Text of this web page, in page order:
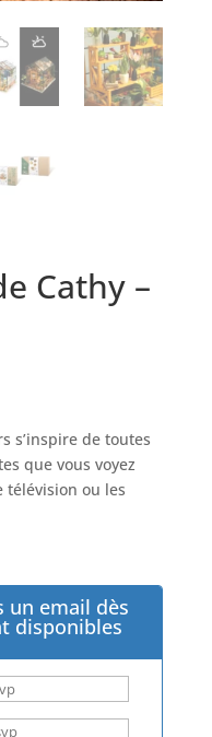
Cathy –
s’inspire de toutes
que vous voyez
télévision ou les
un email dès
disponibles